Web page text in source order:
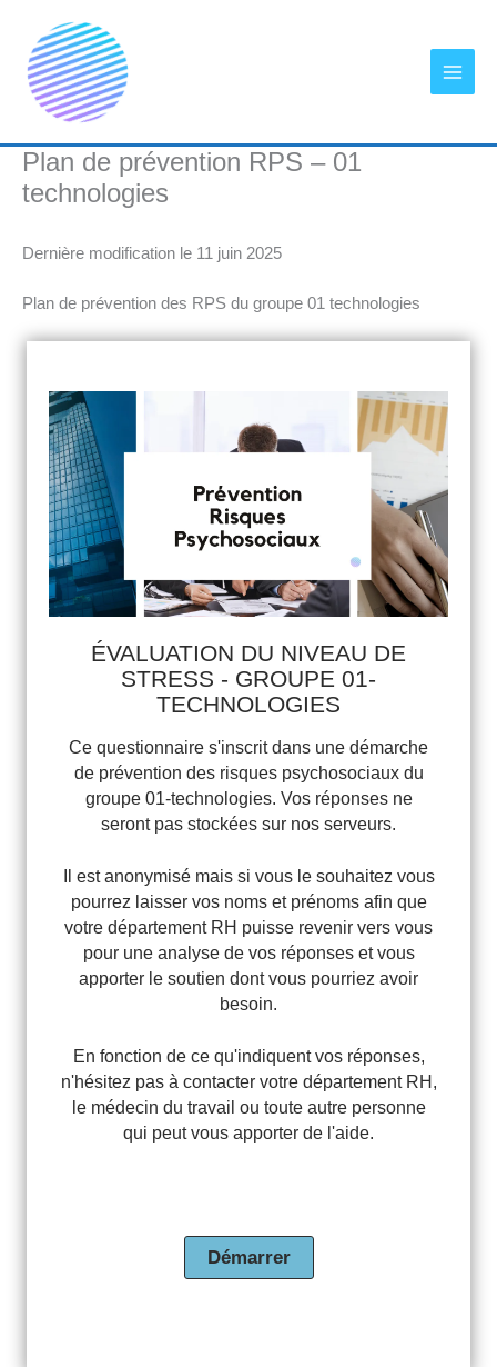
contenu
Plan de prévention RPS – 01
technologies
Dernière modification le 11 juin 2025
Plan de prévention des RPS du groupe 01 technologies
ÉVALUATION DU NIVEAU DE
STRESS - GROUPE 01-
TECHNOLOGIES
Ce questionnaire s'inscrit dans une démarche
de prévention des risques psychosociaux du
groupe 01-technologies. Vos réponses ne
seront pas stockées sur nos serveurs.
Il est anonymisé mais si vous le souhaitez vous
pourrez laisser vos noms et prénoms afin que
votre département RH puisse revenir vers vous
pour une analyse de vos réponses et vous
apporter le soutien dont vous pourriez avoir
besoin.
En fonction de ce qu'indiquent vos réponses,
n'hésitez pas à contacter votre département RH,
le médecin du travail ou toute autre personne
qui peut vous apporter de l'aide.